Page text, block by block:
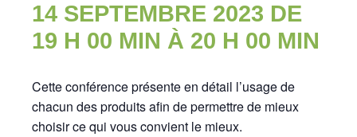
14 SEPTEMBRE 2023 DE
19 H 00 MIN À 20 H 00 MIN
Cette conférence présente en détail l’usage de
chacun des produits afin de permettre de mieux
choisir ce qui vous convient le mieux.